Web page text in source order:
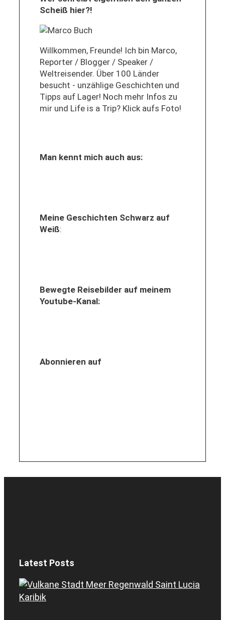
Scheiß hier?!
Willkommen, Freunde! Ich bin Marco,
Reporter / Blogger / Speaker /
Weltreisender. Über 100 Länder
besucht - unzählige Geschichten und
Tipps auf Lager! Noch mehr Infos zu
mir und Life is a Trip? Klick aufs Foto!
Man kennt mich auch aus:
Meine Geschichten Schwarz auf
Weiß:
Bewegte Reisebilder auf meinem
Youtube-Kanal:
Abonnieren auf
Latest Posts